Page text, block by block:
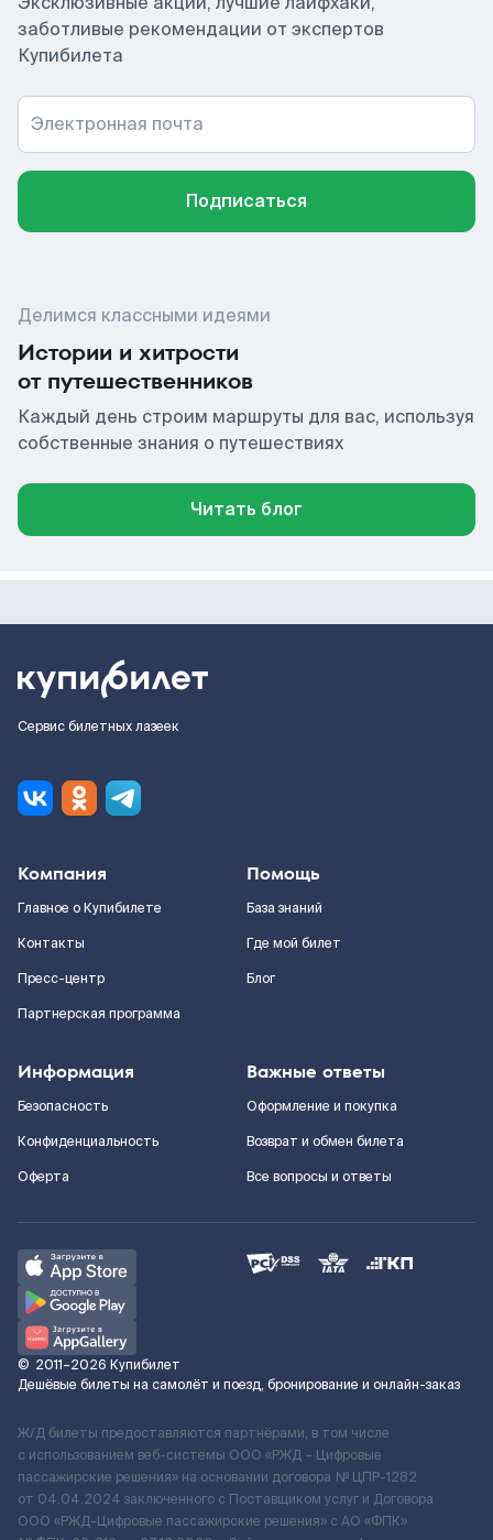
заботливые рекомендации от экспертов
Купибилета
Электронная почта
Подписаться
Делимся классными идеями
Истории и хитрости
от путешественников
Каждый день строим маршруты для вас, используя
собственные знания о путешествиях
Читать блог
Сервис билетных лазеек
Компания
Главное о Купибилете
Контакты
Пресс-центр
Партнерская программа
Помощь
База знаний
Где мой билет
Блог
Информация
Безопасность
Конфиденциальность
Оферта
Важные ответы
Оформление и покупка
Возврат и обмен билета
Все вопросы и ответы
© 2011–2026 Купибилет
Дешёвые билеты на самолёт и поезд, бронирование и онлайн-заказ
Ж/Д билеты предоставляются партнёрами, в том числе
с использованием веб-системы ООО «РЖД – Цифровые
пассажирские решения» на основании договора № ЦПР-1282
от 04.04.2024 заключенного с Поставщиком услуг и Договора
ООО «РЖД-Цифровые пассажирские решения» c АО «ФПК»